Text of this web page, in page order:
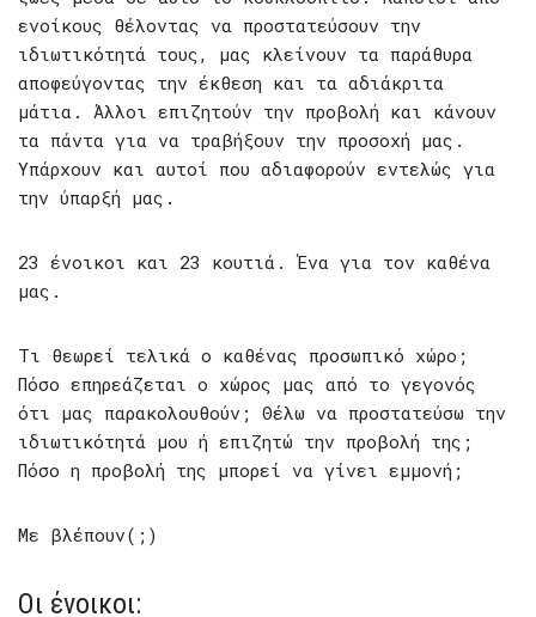
ενοίκους θέλοντας να προστατεύσουν την
ιδιωτικότητά τους, μας κλείνουν τα παράθυρα
αποφεύγοντας την έκθεση και τα αδιάκριτα
μάτια. Άλλοι επιζητούν την προβολή και κάνουν
τα πάντα για να τραβήξουν την προσοχή μας.
Υπάρχουν και αυτοί που αδιαφορούν εντελώς για
την ύπαρξή μας.
23 ένοικοι και 23 κουτιά. Ένα για τον καθένα
μας.
Τι θεωρεί τελικά ο καθένας προσωπικό χώρο;
Πόσο επηρεάζεται ο χώρος μας από το γεγονός
ότι μας παρακολουθούν; Θέλω να προστατεύσω την
ιδιωτικότητά μου ή επιζητώ την προβολή της;
Πόσο η προβολή της μπορεί να γίνει εμμονή;
Με βλέπουν(;)
Οι ένοικοι: